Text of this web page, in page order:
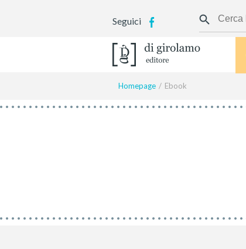
Seguici
Homepage Ebook